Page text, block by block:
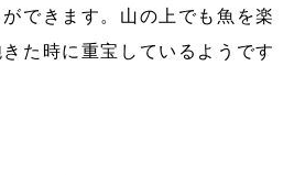
できます。山の上でも魚を楽
た時に重宝しているようです